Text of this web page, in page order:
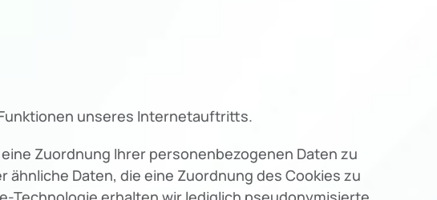
unseres Internetauftritts.
Zuordnung Ihrer personenbezogenen Daten zu
Daten, die eine Zuordnung des Cookies zu